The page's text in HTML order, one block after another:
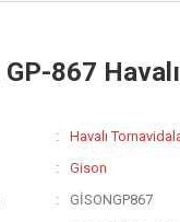
GP-867
Havalı
Gison
GİSONGP867